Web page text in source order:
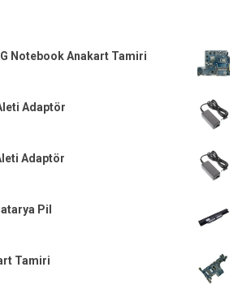
Notebook Anakart Tamiri
Adaptör
Adaptör
Pil
Tamiri